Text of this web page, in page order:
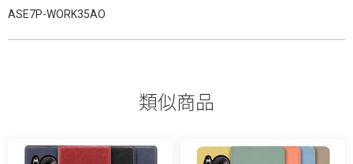
ASE7P-WORK35AO
類似商品